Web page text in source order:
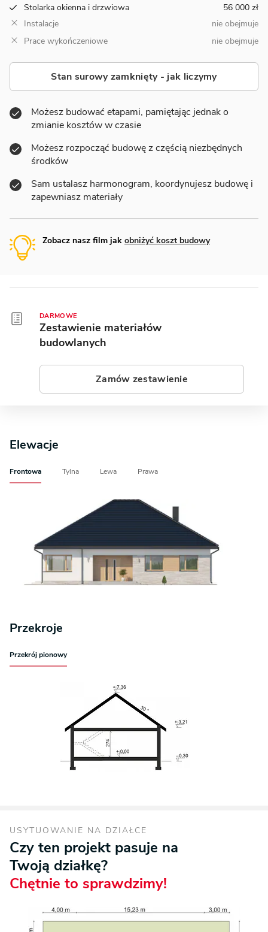
Stolarka okienna i drzwiowa
56 000 zł
Instalacje
nie obejmuje
Prace wykończeniowe
nie obejmuje
Stan surowy zamknięty - jak liczymy
Możesz budować etapami, pamiętając jednak o
zmianie kosztów w czasie
Możesz rozpocząć budowę z częścią niezbędnych
środków
Sam ustalasz harmonogram, koordynujesz budowę i
zapewniasz materiały
Zobacz nasz film jak obniżyć koszt budowy
DARMOWE
Zestawienie materiałów
budowlanych
Zamów zestawienie
Elewacje
Frontowa Tylna Lewa Prawa
Przekroje
Przekrój pionowy
USYTUOWANIE NA DZIAŁCE
Czy ten projekt pasuje na
Twoją działkę?
Chętnie to sprawdzimy!